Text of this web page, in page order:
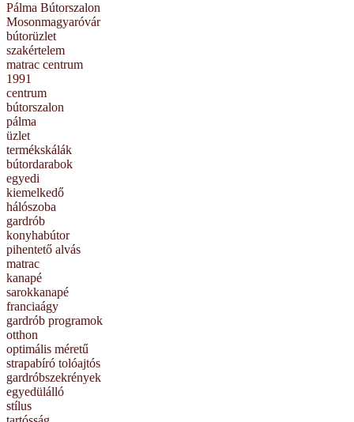
Pálma Bútorszalon
Mosonmagyaróvár
bútorüzlet
szakértelem
matrac centrum
1991
centrum
bútorszalon
pálma
üzlet
termékskálák
bútordarabok
egyedi
kiemelkedő
hálószoba
gardrób
konyhabútor
pihentető alvás
matrac
kanapé
sarokkanapé
franciaágy
gardrób programok
otthon
optimális méretű
strapabíró tolóajtós
gardróbszekrények
egyedülálló
stílus